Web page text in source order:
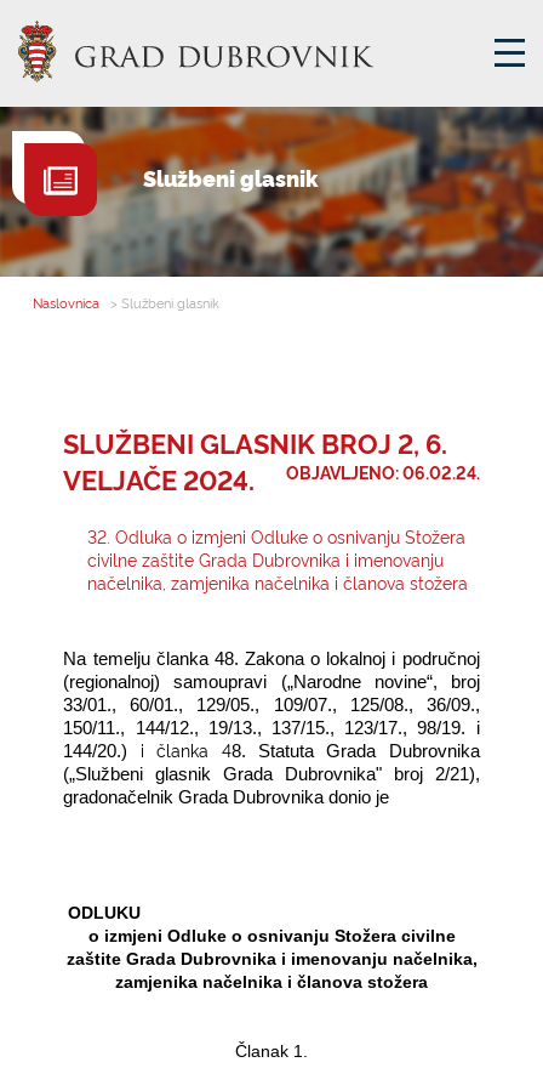
GRADSKA UPRAVA
GRADONAČELNIK
MJESNA SAMOUPRAVA
E-USLUGE
KONTAKTI
Službeni glasnik
Naslovnica > Službeni glasnik
SLUŽBENI GLASNIK BROJ 2, 6.
VELJAČE 2024.
OBJAVLJENO: 06.02.24.
32. Odluka o izmjeni Odluke o osnivanju Stožera
civilne zaštite Grada Dubrovnika i imenovanju
načelnika, zamjenika načelnika i članova stožera
Na temelju članka 48. Zakona o lokalnoj i područnoj
(regionalnoj) samoupravi („Narodne novine“, broj
33/01., 60/01., 129/05., 109/07., 125/08., 36/09.,
150/11., 144/12., 19/13., 137/15., 123/17., 98/19. i
144/20.)
i članka 48. Statuta Grada Dubrovnika
(„Službeni glasnik Grada Dubrovnika" broj 2/21),
gradonačelnik Grada Dubrovnika donio je
ODLUKU
o izmjeni Odluke o osnivanju Stožera civilne
zaštite Grada Dubrovnika i imenovanju načelnika,
zamjenika načelnika i članova stožera
Članak 1.